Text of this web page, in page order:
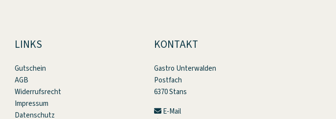
LINKS
Gutschein
AGB
Widerrufsrecht
Impressum
Datenschutz
KONTAKT
Gastro Unterwalden
Postfach
6370 Stans
E-Mail